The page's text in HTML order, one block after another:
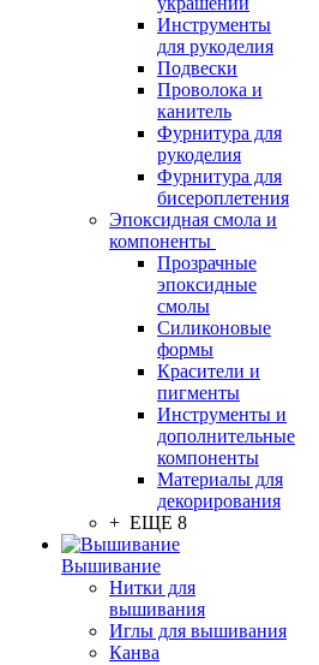
Инструменты
для рукоделия
Подвески
Проволока и
канитель
Фурнитура для
рукоделия
Фурнитура для
бисероплетения
Эпоксидная смола и
компоненты
Прозрачные
эпоксидные
смолы
Силиконовые
формы
Красители и
пигменты
Инструменты и
дополнительные
компоненты
Материалы для
декорирования
+ ЕЩЕ 8
Вышивание
Нитки для
вышивания
Иглы для вышивания
Канва